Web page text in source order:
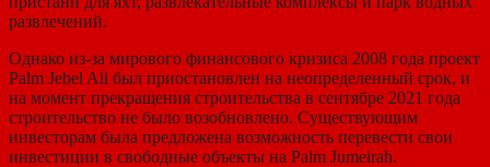
развлечений.
Однако из-за мирового финансового кризиса 2008 года проект
Palm Jebel Ali был приостановлен на неопределенный срок, и
на момент прекращения строительства в сентябре 2021 года
строительство не было возобновлено. Существующим
инвесторам была предложена возможность перевести свои
инвестиции в свободные объекты на Palm Jumeirah.